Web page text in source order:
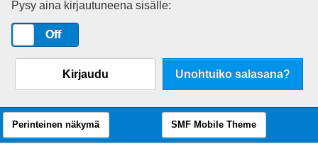
Pysy aina kirjautuneena sisälle:
Off
Kirjaudu Unohtuiko salasana?
Perinteinen näkymä SMF Mobile Theme